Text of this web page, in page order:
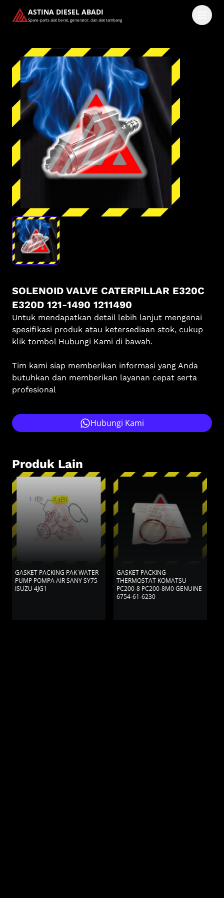
ASTINA DIESEL ABADI
Spare-parts alat berat, generator, dan alat tambang
Masuk
Pilih methode masuk
Lanjutkan dengan Google
Dengan melanjutkan, kamu telah membaca dan setuju
denganKetentuan LayanandanKebijakan Privasi kami.
SOLENOID VALVE CATERPILLAR E320C
E320D 121-1490 1211490
Untuk mendapatkan detail lebih lanjut mengenai
spesifikasi produk atau ketersediaan stok, cukup
klik tombol Hubungi Kami di bawah.
Tim kami siap memberikan informasi yang Anda
butuhkan dan memberikan layanan cepat serta
profesional
Hubungi Kami
Produk Lain
GASKET PACKING PAK WATER
PUMP POMPA AIR SANY SY75
ISUZU 4JG1
GASKET PACKING
THERMOSTAT KOMATSU
PC200-8 PC200-8M0 GENUINE
6754-61-6230